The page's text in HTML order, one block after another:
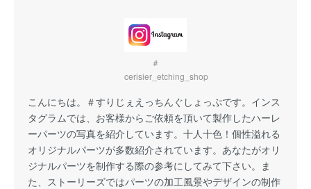
＃
cerisier_etching_shop
こんにちは。 ＃すりじぇえっちんぐしょっぷです。インス
タグラムでは、お客様からご依頼を頂いて製作したハーレ
ーパーツの写真を紹介しています。十人十色！個性溢れる
オリジナルパーツが多数紹介されています。あなたがオリ
ジナルパーツを制作する際の参考にしてみて下さい。ま
た、ストーリーズではパーツの加工風景やデザインの制作